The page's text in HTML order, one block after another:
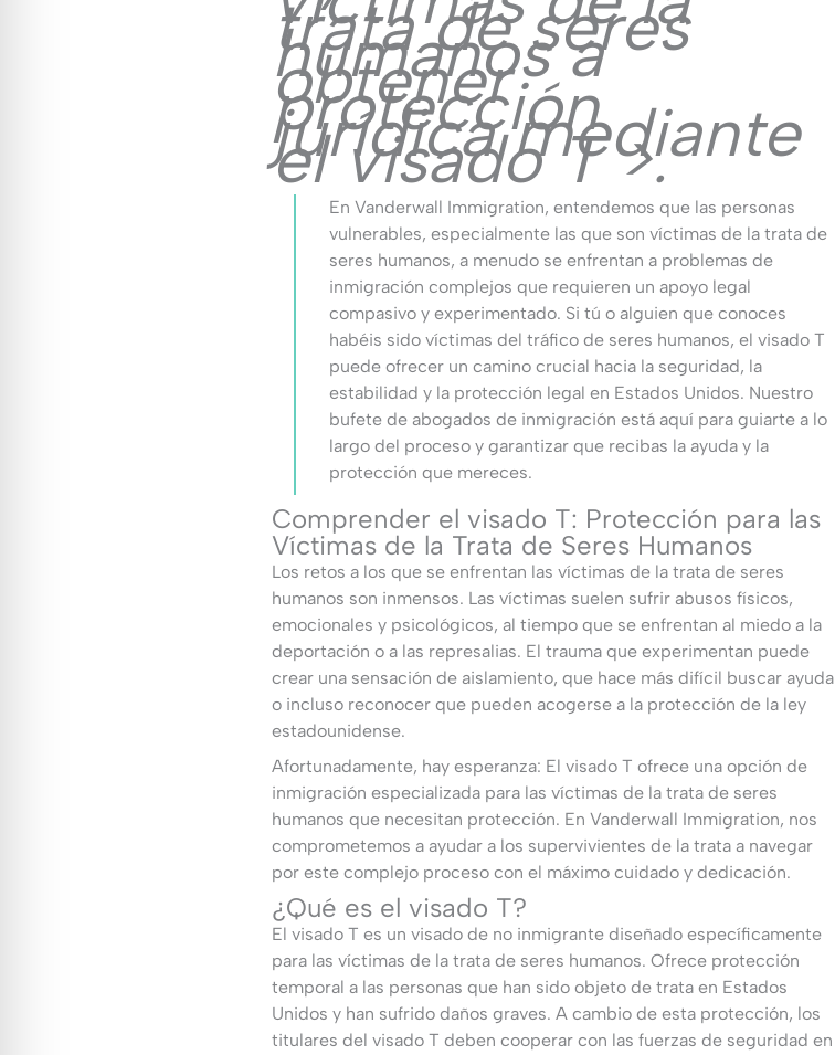
trata de seres
humanos a
obtener
protección
jurídica mediante
el visado T >.
En Vanderwall Immigration, entendemos que las personas
vulnerables, especialmente las que son víctimas de la trata de
seres humanos, a menudo se enfrentan a problemas de
inmigración complejos que requieren un apoyo legal
compasivo y experimentado. Si tú o alguien que conoces
habéis sido víctimas del tráfico de seres humanos, el visado T
puede ofrecer un camino crucial hacia la seguridad, la
estabilidad y la protección legal en Estados Unidos. Nuestro
bufete de abogados de inmigración está aquí para guiarte a lo
largo del proceso y garantizar que recibas la ayuda y la
protección que mereces.
Comprender el visado T: Protección para las
Víctimas de la Trata de Seres Humanos
Los retos a los que se enfrentan las víctimas de la trata de seres
humanos son inmensos. Las víctimas suelen sufrir abusos físicos,
emocionales y psicológicos, al tiempo que se enfrentan al miedo a la
deportación o a las represalias. El trauma que experimentan puede
crear una sensación de aislamiento, que hace más difícil buscar ayuda
o incluso reconocer que pueden acogerse a la protección de la ley
estadounidense.
Afortunadamente, hay esperanza: El visado T ofrece una opción de
inmigración especializada para las víctimas de la trata de seres
humanos que necesitan protección. En Vanderwall Immigration, nos
comprometemos a ayudar a los supervivientes de la trata a navegar
por este complejo proceso con el máximo cuidado y dedicación.
¿Qué es el visado T?
El visado T es un visado de no inmigrante diseñado específicamente
para las víctimas de la trata de seres humanos. Ofrece protección
temporal a las personas que han sido objeto de trata en Estados
Unidos y han sufrido daños graves. A cambio de esta protección, los
titulares del visado T deben cooperar con las fuerzas de seguridad en